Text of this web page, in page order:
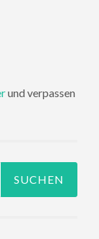
und verpassen